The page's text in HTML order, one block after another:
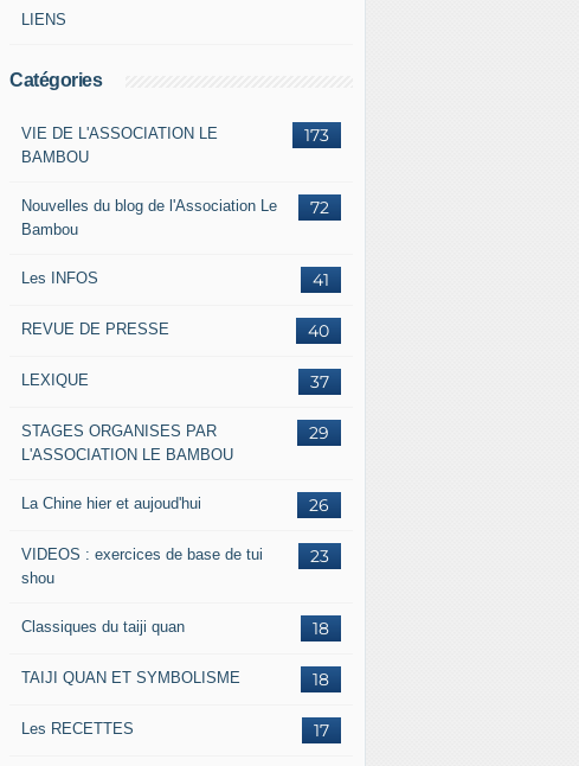
LIENS
Catégories
173
VIE DE L'ASSOCIATION LE
BAMBOU
72
Nouvelles du blog de l'Association Le
Bambou
41
Les INFOS
40
REVUE DE PRESSE
37
LEXIQUE
29
STAGES ORGANISES PAR
L'ASSOCIATION LE BAMBOU
26
La Chine hier et aujoud'hui
23
VIDEOS : exercices de base de tui
shou
18
Classiques du taiji quan
18
TAIJI QUAN ET SYMBOLISME
17
Les RECETTES